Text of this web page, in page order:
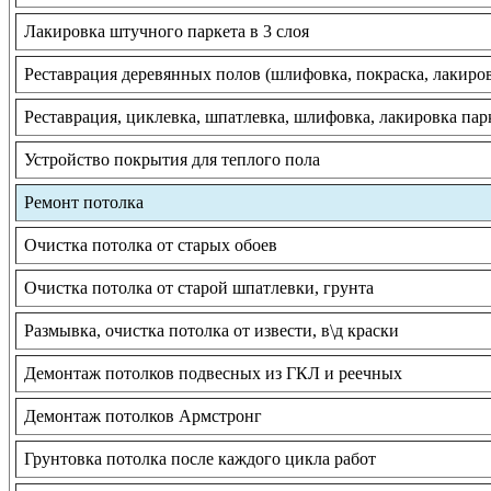
Лакировка штучного паркета в 3 слоя
Реставрация деревянных полов (шлифовка, покраска,
Реставрация, циклевка, шпатлевка, шлифовка, лакировка
Устройство покрытия для теплого пола
Ремонт потолка
Очистка потолка от старых обоев
Очистка потолка от старой шпатлевки, грунта
Размывка, очистка потолка от извести, в\д краски
Демонтаж потолков подвесных из ГКЛ и реечных
Демонтаж потолков Армстронг
Грунтовка потолка после каждого цикла работ